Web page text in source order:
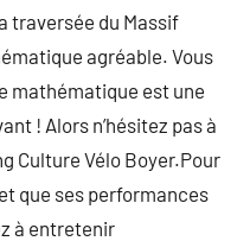
traversée du Massif
agréable. Vous
mathématique est une
! Alors n’hésitez pas à
Culture Vélo Boyer.Pour
que ses performances
à entretenir